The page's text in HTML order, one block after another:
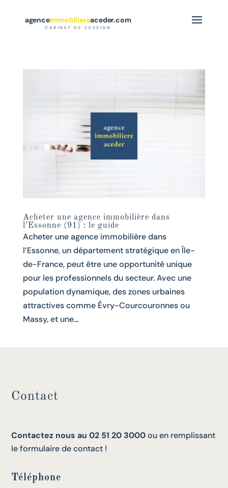
agenceimmobiliereaceder.com
CABINET DE CESSION
Acheter une agence immobilière dans
l’Essonne (91) : le guide
Acheter une agence immobilière dans
l’Essonne, un département stratégique en Île-
de-France, peut être une opportunité unique
pour les professionnels du secteur. Avec une
population dynamique, des zones urbaines
attractives comme Évry-Courcouronnes ou
Massy, et une...
Contact
Contactez nous au 02 51 20 3000ou en remplissant
le formulaire de contact !
Téléphone